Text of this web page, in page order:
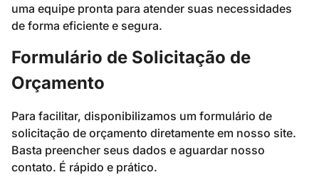
uma equipe pronta para atender suas necessidades
de forma eficiente e segura.
Formulário de Solicitação de
Orçamento
Para facilitar, disponibilizamos um formulário de
solicitação de orçamento diretamente em nosso site.
Basta preencher seus dados e aguardar nosso
contato. É rápido e prático.